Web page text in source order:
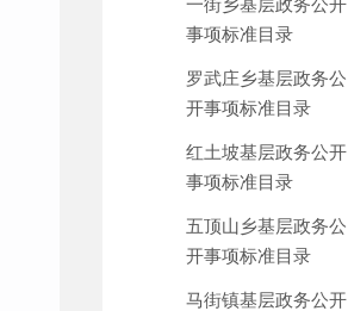
一街乡基层政务公开
事项标准目录
罗武庄乡基层政务公
开事项标准目录
红土坡基层政务公开
事项标准目录
五顶山乡基层政务公
开事项标准目录
马街镇基层政务公开